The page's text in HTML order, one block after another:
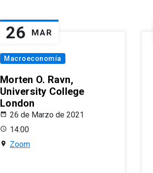
26 MAR
Macroeconomía
Morten O. Ravn,
University College
London
26 de Marzo de 2021
14:00
Zoom